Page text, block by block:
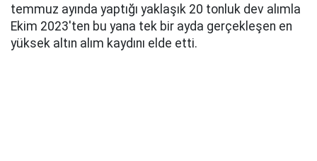
temmuz ayında yaptığı yaklaşık 20 tonluk dev alımla
Ekim 2023'ten bu yana tek bir ayda gerçekleşen en
yüksek altın alım kaydını elde etti.